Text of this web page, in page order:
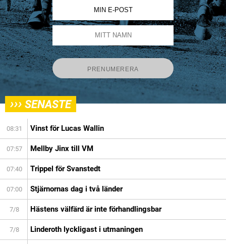
››› SENASTE
08:31 Vinst för Lucas Wallin
07:57 Mellby Jinx till VM
07:40 Trippel för Svanstedt
07:00 Stjärnornas dag i två länder
7/8 Hästens välfärd är inte förhandlingsbar
7/8 Linderoth lyckligast i utmaningen